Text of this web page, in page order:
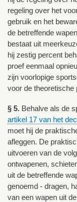
regeling over het
gebruik en het
de betreffende
bestaat uit
hij zestig percent
proef eenmaal
zijn voorlopige
voor de theoretische
§ 5. Behalve als de
artikel 17 van het
moet hij de
afleggen. De
uitvoeren van de
ontwapenen,
uit de betreffende
genoemd - dragen,
van een wapen uit